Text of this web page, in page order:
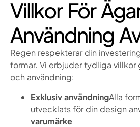
Villkor För
Användning
Regen respekterar din
formar. Vi erbjuder tydliga villkor
och användning:
Exklusiv användningAlla
utvecklats för din design
varumärke